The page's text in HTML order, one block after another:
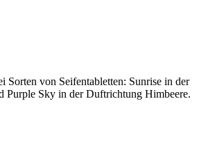
Sorten von Seifentabletten: Sunrise in der
Purple Sky in der Duftrichtung Himbeere.